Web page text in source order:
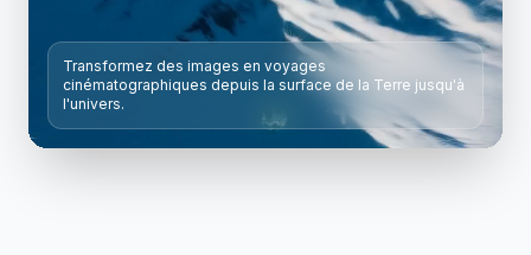
Transformez des images en voyages
cinématographiques depuis la surface de la Terre jusqu'à
l'univers.